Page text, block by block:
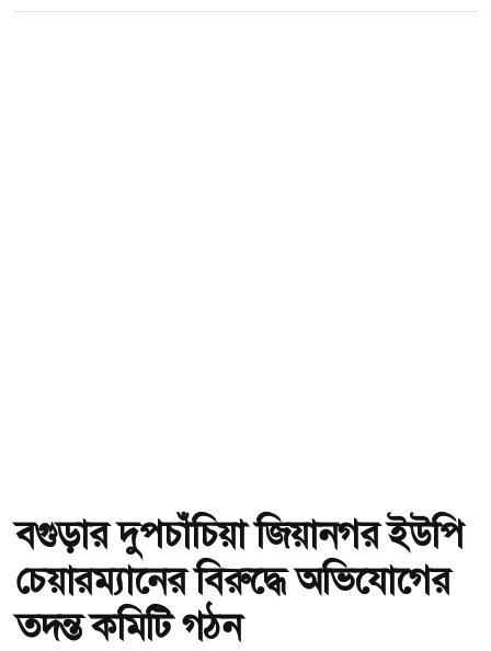
বগুড়ার দুপচাঁচিয়া জিয়ানগর ইউপি
চেয়ারম্যানের বিরুদ্ধে অভিযোগের
তদন্ত কমিটি গঠন